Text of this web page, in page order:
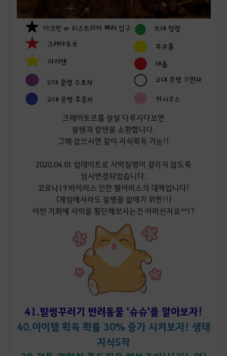
크레아토르를 살살 다루시다보면
알텐과 칼텐을 소환합니다.
그때 잡으시면 같이 지식획득 가능!!
2020.04.01 업데이트로 사막질병이 걸리지 않도록
임시변경되었습니다.
코로나19 바이러스 인한 펄어비스의 대책입니다!
(게임에서라도 질병을 없애기 위한!!)
이번 기회에 사막을 횡단해보시는건 어떠신지요^^!?
41.말썽꾸러기 반려동물 '슈슈'를 알아보자!
40.아이템 획득 확률 30% 증가 시켜보자! 생태
지식S작